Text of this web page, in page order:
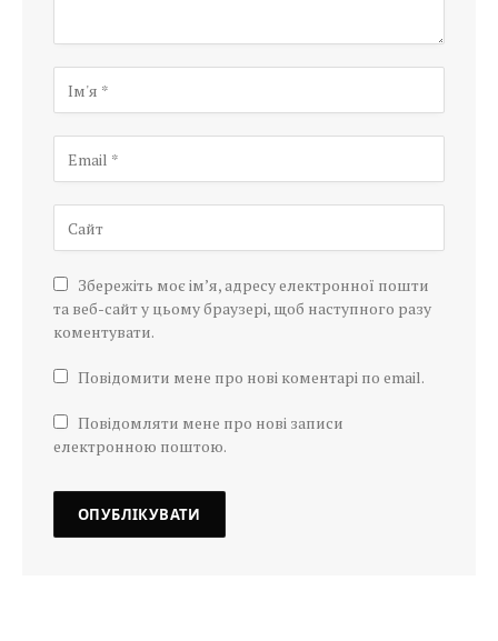
Збережіть моє ім’я, адресу електронної пошти
та веб-сайт у цьому браузері, щоб наступного разу
коментувати.
Повідомити мене про нові коментарі по email.
Повідомляти мене про нові записи
електронною поштою.